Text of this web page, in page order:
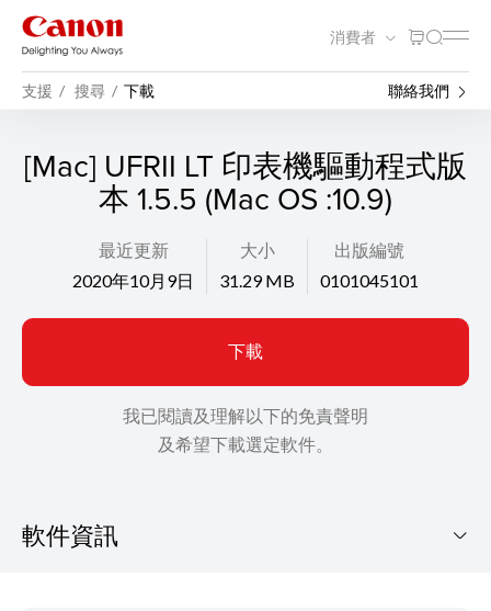
消費者
支援 搜尋 下載 聯絡我們
[Mac] UFRII LT 印表機驅動程式版
本 1.5.5 (Mac OS :10.9)
最近更新
2020年10月9日
大小
31.29 MB
出版編號
0101045101
下載
我已閱讀及理解以下的免責聲明
及希望下載選定軟件。
軟件資訊